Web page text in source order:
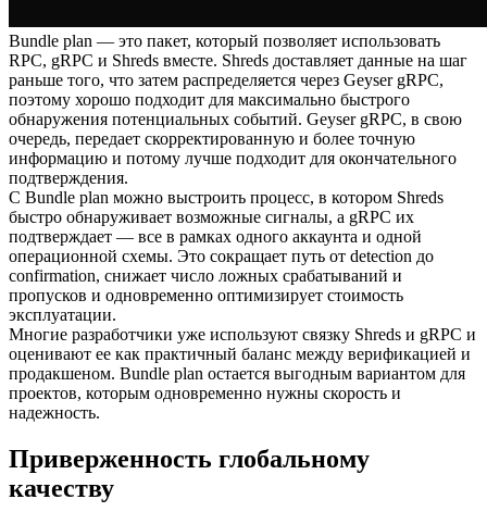
Bundle plan — это пакет, который позволяет использовать
RPC, gRPC и Shreds вместе. Shreds доставляет данные на шаг
раньше того, что затем распределяется через Geyser gRPC,
поэтому хорошо подходит для максимально быстрого
обнаружения потенциальных событий. Geyser gRPC, в свою
очередь, передает скорректированную и более точную
информацию и потому лучше подходит для окончательного
подтверждения.
С Bundle plan можно выстроить процесс, в котором Shreds
быстро обнаруживает возможные сигналы, а gRPC их
подтверждает — все в рамках одного аккаунта и одной
операционной схемы. Это сокращает путь от detection до
confirmation, снижает число ложных срабатываний и
пропусков и одновременно оптимизирует стоимость
эксплуатации.
Многие разработчики уже используют связку Shreds и gRPC и
оценивают ее как практичный баланс между верификацией и
продакшеном. Bundle plan остается выгодным вариантом для
проектов, которым одновременно нужны скорость и
надежность.
Приверженность глобальному
качеству